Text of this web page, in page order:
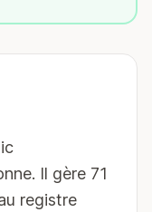
Il gère 71
registre